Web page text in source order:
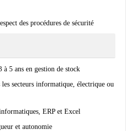
des procédures de sécurité
5 ans en gestion de stock
les secteurs informatique, électrique ou
ERP et Excel
et autonomie